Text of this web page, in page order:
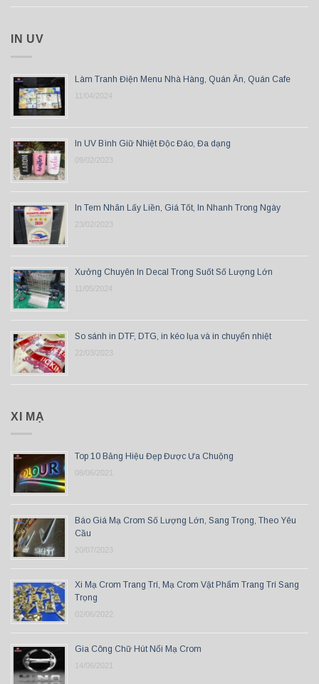
IN UV
Làm Tranh Điện Menu Nhà Hàng, Quán Ăn, Quán Cafe
11/04/2024
In UV Bình Giữ Nhiệt Độc Đáo, Đa dạng
09/02/2023
In Tem Nhãn Lấy Liền, Giá Tốt, In Nhanh Trong Ngày
23/02/2023
Xưởng Chuyên In Decal Trong Suốt Số Lượng Lớn
11/05/2024
So sánh in DTF, DTG, in kéo lụa và in chuyển nhiệt
22/03/2023
XI MẠ
Top 10 Bảng Hiệu Đẹp Được Ưa Chuộng
08/06/2021
Báo Giá Mạ Crom Số Lượng Lớn, Sang Trọng, Theo Yêu
Cầu
20/07/2023
Xi Mạ Crom Trang Trí, Mạ Crom Vật Phẩm Trang Trí Sang
Trọng
02/06/2022
Gia Công Chữ Hút Nổi Mạ Crom
14/06/2021